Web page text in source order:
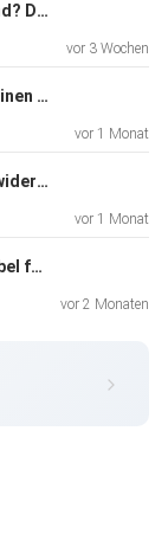
261: Analoge Kontakte, digital blind? Der blinde Fleck, der dein Netzwerk kleiner macht, als es sein müsste
vor 3 Wochen
260: Assoziierte Partnerin durch einen strategischen Pitch: Dr. Anna Leo über das Speakerinnen-Training für Juristinnen
vor 1 Monat
259: Authentizität und Seriosität widersprechen sich nicht: Sarah Emmes über Personal Branding mit LinkedIn
vor 1 Monat
258: Emotionale Intelligenz als Hebel für deine Karriere als Juristin: Die 5 Bausteine des EQ
vor 2 Monaten